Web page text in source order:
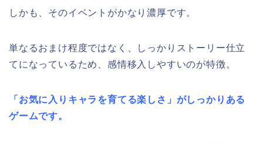
しかも、そのイベントがかなり濃厚です。
単なるおまけ程度ではなく、しっかりストーリー仕立
てになっているため、感情移入しやすいのが特徴。
「お気に入りキャラを育てる楽しさ」がしっかりある
ゲームです。